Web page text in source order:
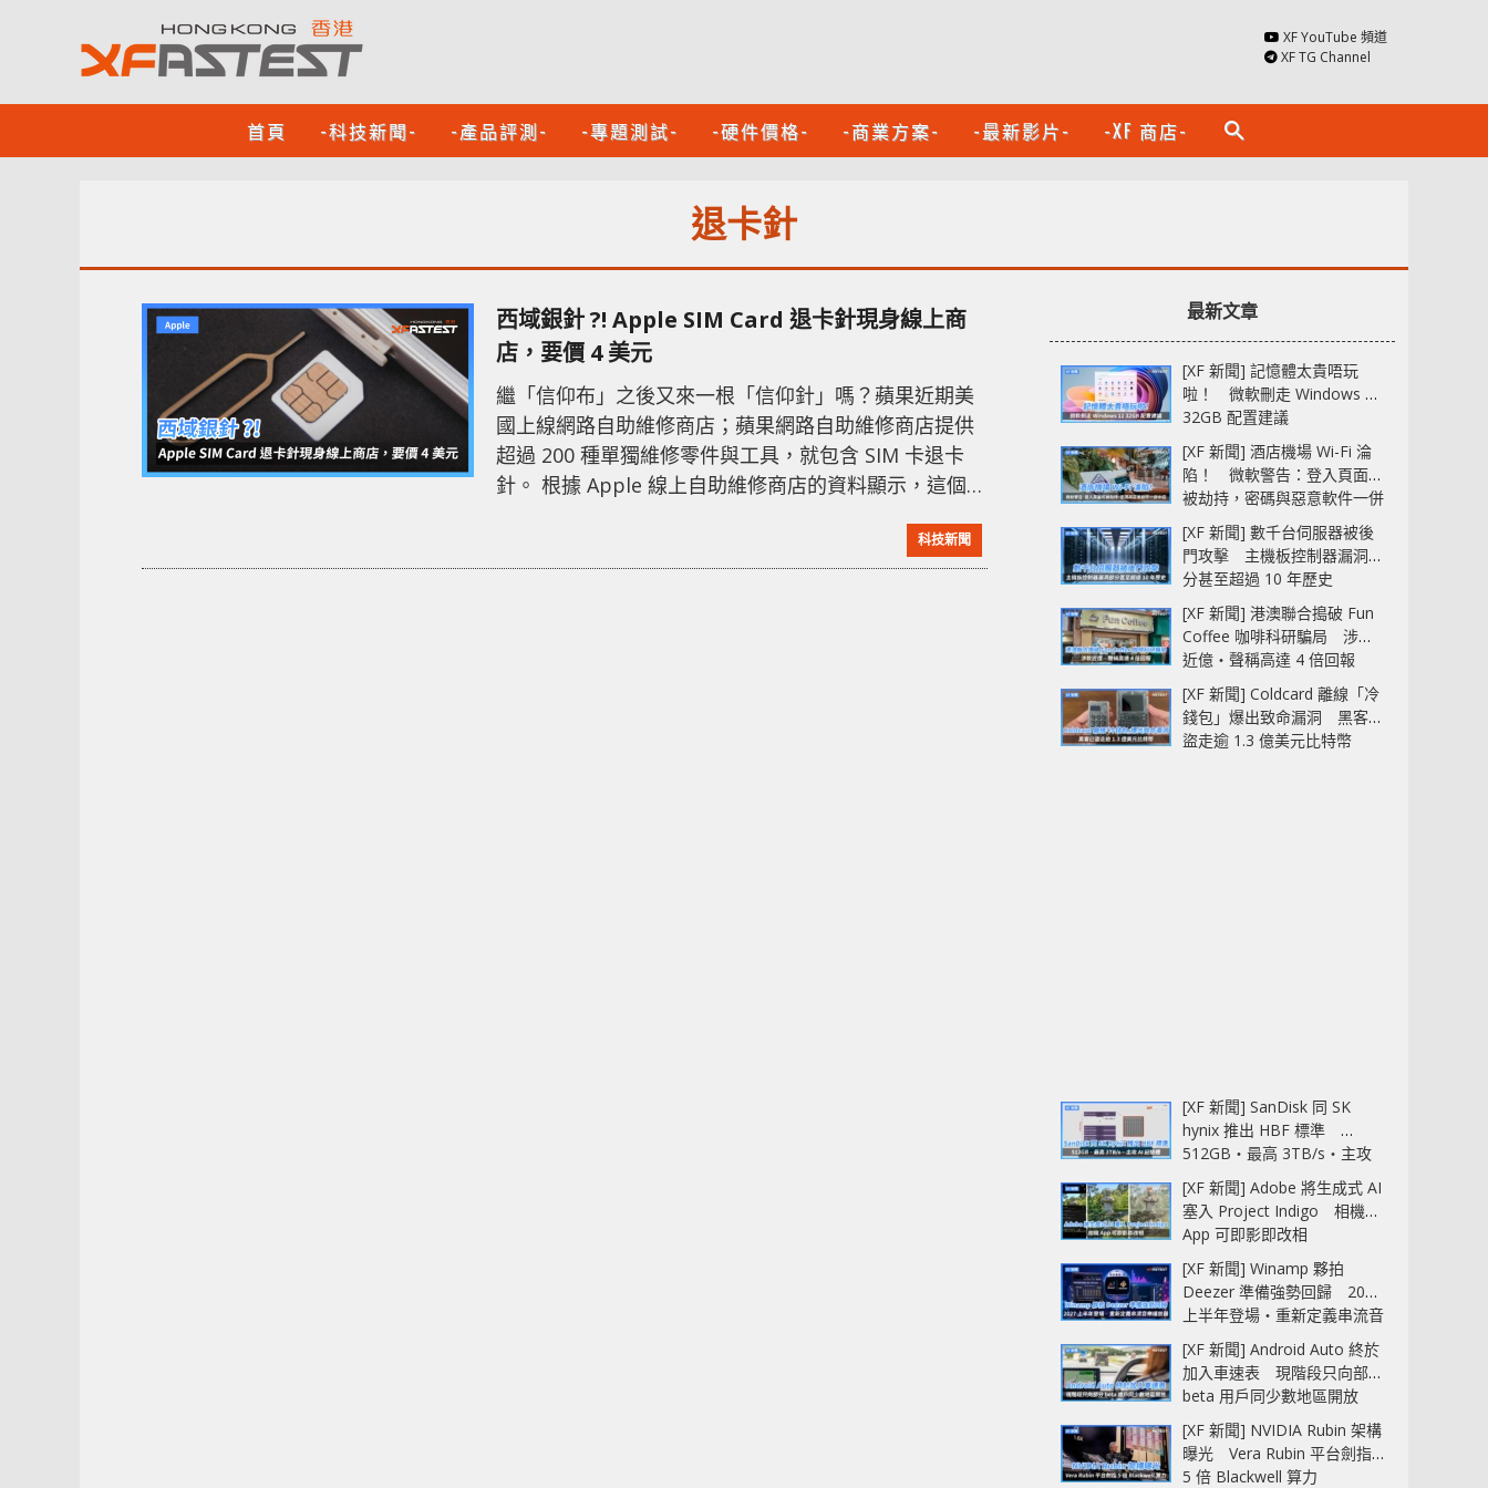
XF YouTube 頻道
XF TG Channel
首頁 -科技新聞- -產品評測- -專題測試- -硬件價格- -商業方案- -最新影片- -XF 商店- search
退卡針
西域銀針 ?! Apple SIM Card 退卡針現身線上商
店，要價 4 美元
繼「信仰布」之後又來一根「信仰針」嗎？蘋果近期美
國上線網路自助維修商店；蘋果網路自助維修商店提供
超過 200 種單獨維修零件與工具，就包含 SIM 卡退卡
針。 根據 Apple 線上自助維修商店的資料顯示，這個
並沒有什麼特別，與隨機附送的一模一樣。而類似的退
卡針產品，最便宜的港幣 1 元到幾元已經有。雖然美金
科技新聞
最新文章
[XF 新聞] 記憶體太貴唔玩
啦！ 微軟刪走 Windows 11
32GB 配置建議
[XF 新聞] 酒店機場 Wi-Fi 淪
陷！ 微軟警告：登入頁面可
被劫持，密碼與惡意軟件一併
中招
[XF 新聞] 數千台伺服器被後
門攻擊 主機板控制器漏洞部
分甚至超過 10 年歷史
[XF 新聞] 港澳聯合搗破 Fun
Coffee 咖啡科研騙局 涉款
近億‧聲稱高達 4 倍回報
[XF 新聞] Coldcard 離線「冷
錢包」爆出致命漏洞 黑客已
盜走逾 1.3 億美元比特幣
[XF 新聞] SanDisk 同 SK
hynix 推出 HBF 標準
512GB‧最高 3TB/s‧主攻
AI 記憶體
[XF 新聞] Adobe 將生成式 AI
塞入 Project Indigo 相機
App 可即影即改相
[XF 新聞] Winamp 夥拍
Deezer 準備強勢回歸 2027
上半年登場‧重新定義串流音
樂播放器
[XF 新聞] Android Auto 終於
加入車速表 現階段只向部分
beta 用戶同少數地區開放
[XF 新聞] NVIDIA Rubin 架構
曝光 Vera Rubin 平台劍指
5 倍 Blackwell 算力